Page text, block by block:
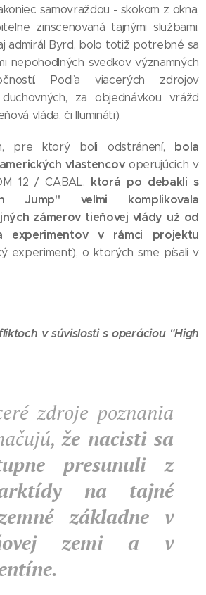
samovraždou - skokom z okna,
zinscenovaná tajnými službami.
admirál Byrd, bolo totiž potrebné sa
nepohodlných svedkov významných
Podľa viacerých zdrojov
za objednávkou vrážd
vláda, či Ilumináti).
pre ktorý boli odstránení, bola
vlastencovoperujúcich v
12 / CABAL, ktorá po debakli s
Jump" veľmi komplikovala
zámerov tieňovej vlády už od
experimentov v rámci projektu
experiment), o ktorých sme písali v
v súvislosti s operáciou "High
zdroje poznania
že nacisti sa
presunuli z
na tajné
základne v
zemi a v